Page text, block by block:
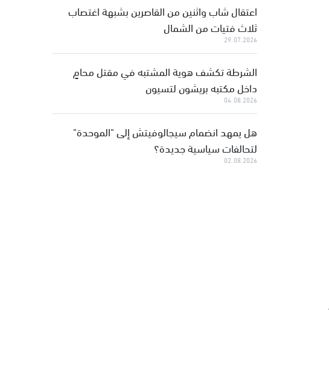
اعتقال شاب واثنين من القاصرين بشبهة اغتصاب
ثلاث فتيات من الشمال
29.07.2026
الشرطة تكشف هوية المشتبه في مقتل محامٍ
داخل مكتبه بريشون لتسيون
04.08.2026
هل يمهد انضمام سيجالوفيتش إلى "الموحدة"
لتحالفات سياسية جديدة؟
02.08.2026